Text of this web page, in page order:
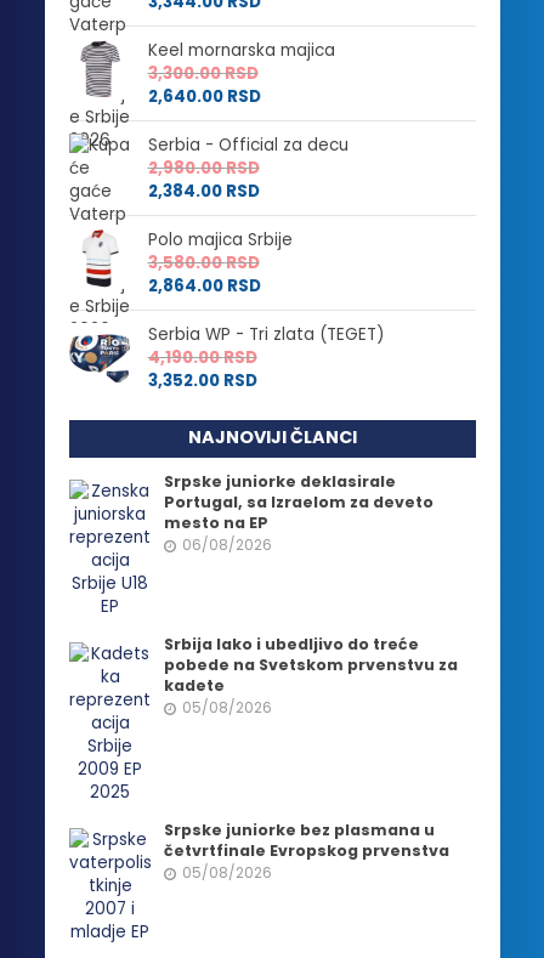
Keel mornarska majica
3,300.00RSD
2,640.00 RSD
Serbia - Official za decu
2,980.00RSD
2,384.00 RSD
Polo majica Srbije
3,580.00RSD
2,864.00 RSD
Serbia WP - Tri zlata (TEGET)
4,190.00RSD
3,352.00 RSD
NAJNOVIJI ČLANCI
Srpske juniorke deklasirale
Portugal, sa Izraelom za deveto
mesto na EP
06/08/2026
Srbija lako i ubedljivo do treće
pobede na Svetskom prvenstvu za
kadete
05/08/2026
Srpske juniorke bez plasmana u
četvrtfinale Evropskog prvenstva
05/08/2026